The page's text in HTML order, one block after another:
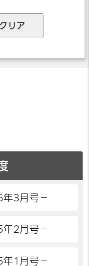
年3月号－
年2月号－
年1月号－